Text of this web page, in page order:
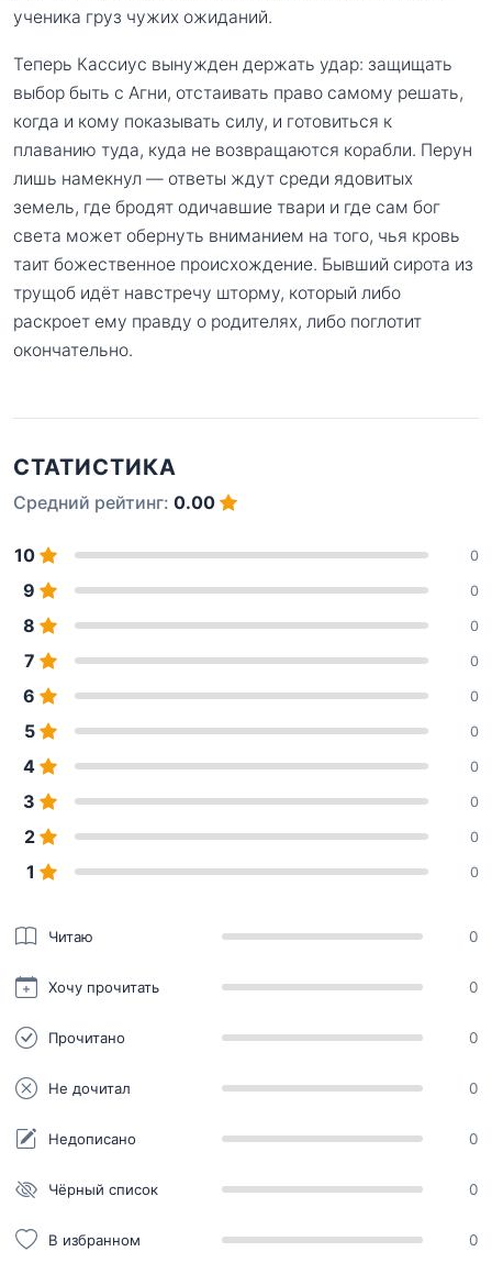
ученика груз чужих ожиданий.
Теперь Кассиус вынужден держать удар: защищать
выбор быть с Агни, отстаивать право самому решать,
когда и кому показывать силу, и готовиться к
плаванию туда, куда не возвращаются корабли. Перун
лишь намекнул — ответы ждут среди ядовитых
земель, где бродят одичавшие твари и где сам бог
света может обернуть вниманием на того, чья кровь
таит божественное происхождение. Бывший сирота из
трущоб идёт навстречу шторму, который либо
раскроет ему правду о родителях, либо поглотит
окончательно.
СТАТИСТИКА
Средний рейтинг: 0.00
10 0
9 0
8 0
7 0
6 0
5 0
4 0
3 0
2 0
1 0
Читаю 0
Хочу прочитать 0
Прочитано 0
Не дочитал 0
Недописано 0
Чёрный список 0
В избранном 0